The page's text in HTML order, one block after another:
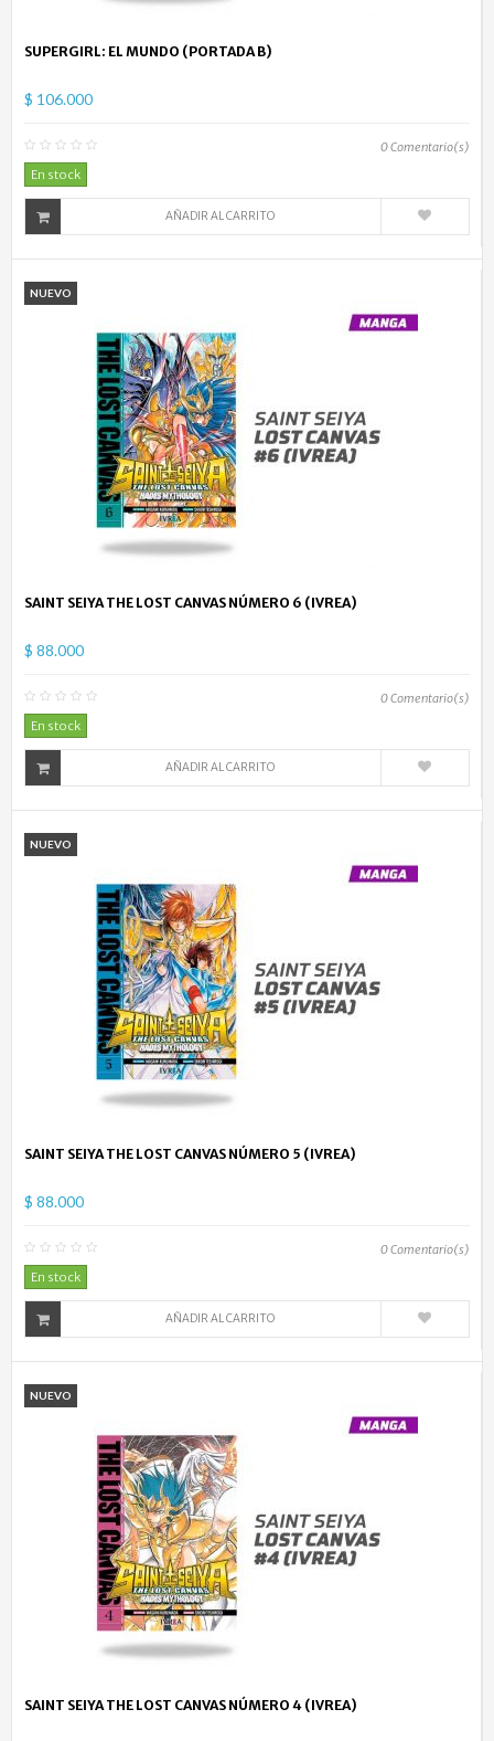
SUPERGIRL: EL MUNDO (PORTADA B)
$ 106.000
0Comentario(s)
En stock
AÑADIR AL CARRITO
NUEVO
SAINT SEIYA THE LOST CANVAS NÚMERO 6 (IVREA)
$ 88.000
0Comentario(s)
En stock
AÑADIR AL CARRITO
NUEVO
SAINT SEIYA THE LOST CANVAS NÚMERO 5 (IVREA)
$ 88.000
0Comentario(s)
En stock
AÑADIR AL CARRITO
NUEVO
SAINT SEIYA THE LOST CANVAS NÚMERO 4 (IVREA)